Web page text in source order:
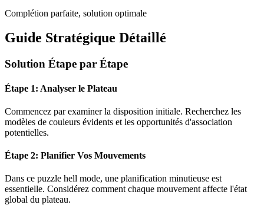
Complétion parfaite, solution optimale
Guide Stratégique Détaillé
Solution Étape par Étape
Étape 1: Analyser le Plateau
Commencez par examiner la disposition initiale. Recherchez les
modèles de couleurs évidents et les opportunités d'association
potentielles.
Étape 2: Planifier Vos Mouvements
Dans ce puzzle hell mode, une planification minutieuse est
essentielle. Considérez comment chaque mouvement affecte l'état
global du plateau.